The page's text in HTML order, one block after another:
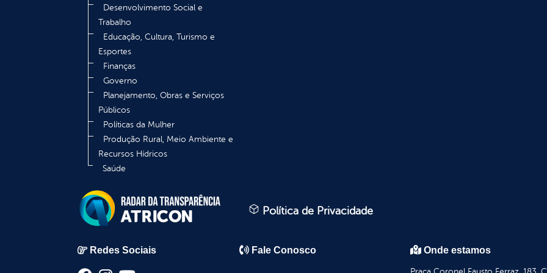
Desenvolvimento Social e
Trabalho
Educação, Cultura, Turismo e
Esportes
Finanças
Governo
Planejamento, Obras e Serviços
Públicos
Políticas da Mulher
Produção Rural, Meio Ambiente e
Recursos Hídricos
Saúde
Política de Privacidade
Redes Sociais Fale Conosco Onde estamos